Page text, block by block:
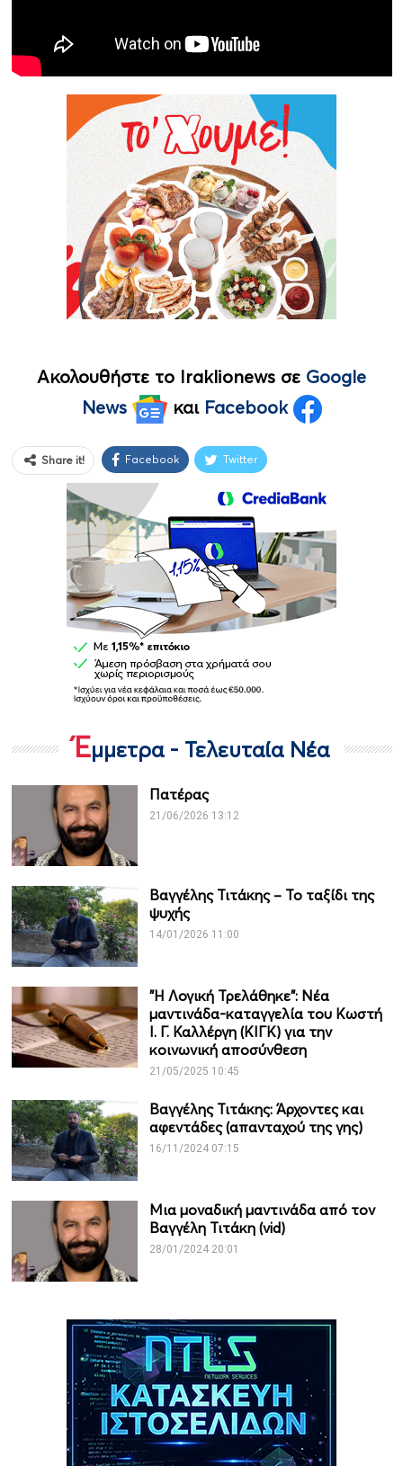
Ακολουθήστε το Iraklionews σε Google
News
και Facebook
Share it! Facebook Twitter
Έμμετρα - Τελευταία Νέα
Πατέρας
21/06/2026 13:12
Βαγγέλης Τιτάκης – Το ταξίδι της
ψυχής
14/01/2026 11:00
"Η Λογική Τρελάθηκε": Νέα
μαντινάδα-καταγγελία του Κωστή
Ι. Γ. Καλλέργη (ΚΙΓΚ) για την
κοινωνική αποσύνθεση
21/05/2025 10:45
Βαγγέλης Τιτάκης: Άρχοντες και
αφεντάδες (απανταχού της γης)
16/11/2024 07:15
Μια μοναδική μαντινάδα από τον
Βαγγέλη Τιτάκη (vid)
28/01/2024 20:01